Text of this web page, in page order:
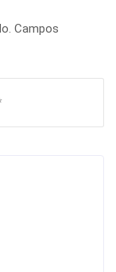
Campos